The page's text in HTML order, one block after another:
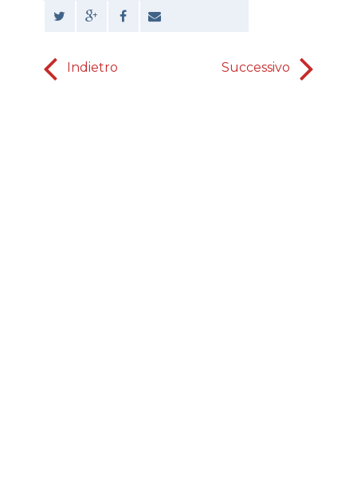
Indietro Successivo